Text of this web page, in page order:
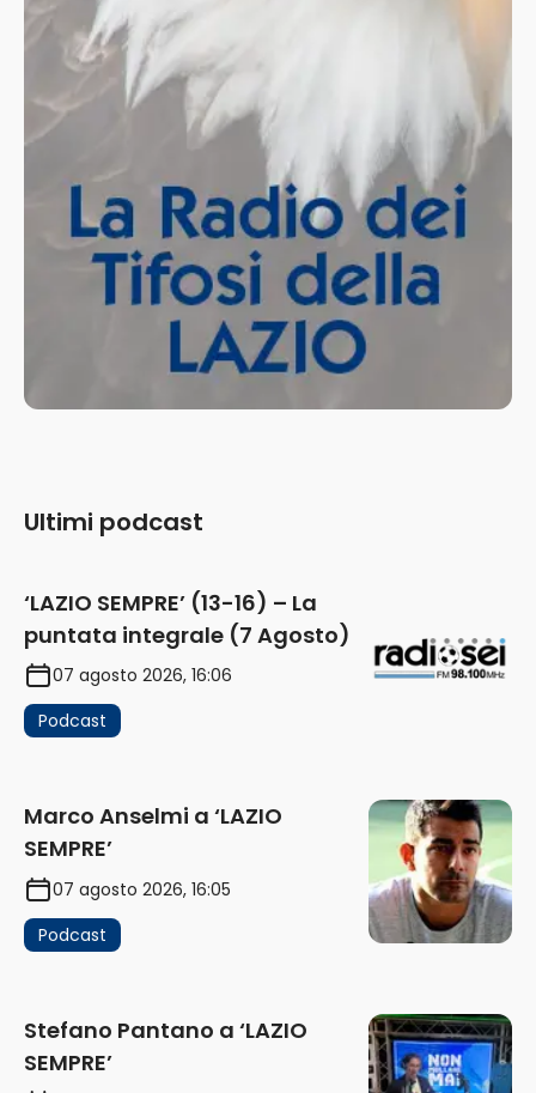
Ultimi podcast
‘LAZIO SEMPRE’ (13-16) – La
puntata integrale (7 Agosto)
07 agosto 2026, 16:06
Podcast
Marco Anselmi a ‘LAZIO
SEMPRE’
07 agosto 2026, 16:05
Podcast
Stefano Pantano a ‘LAZIO
SEMPRE’